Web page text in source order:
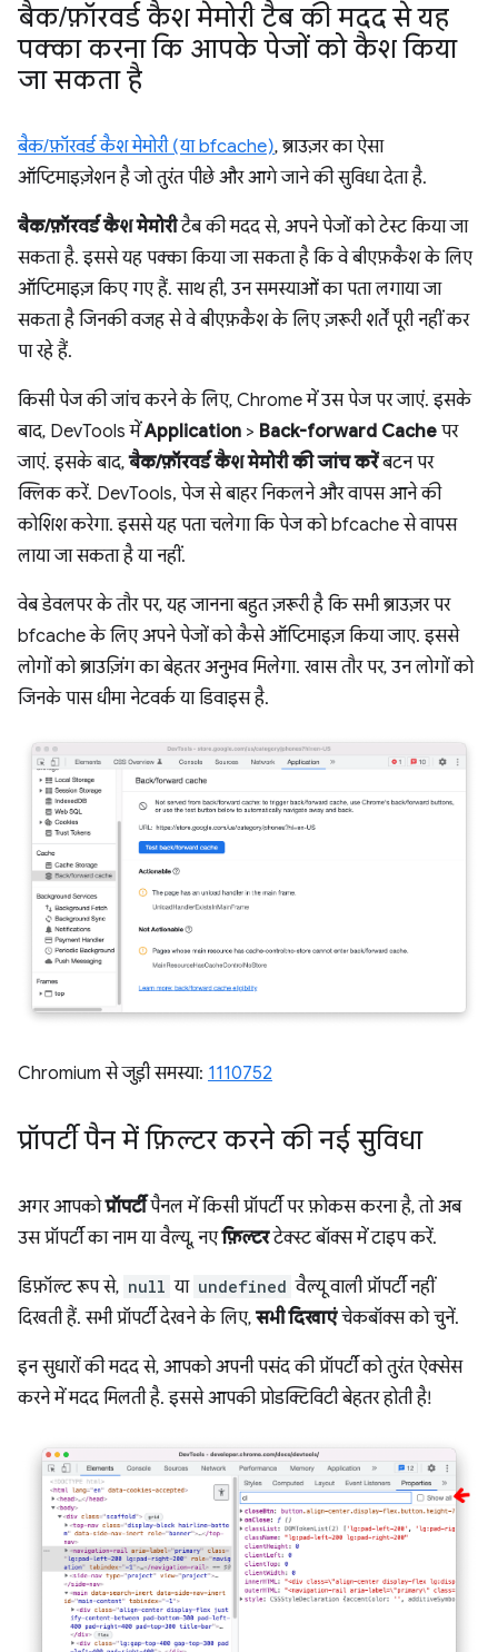
बैक/फ़ॉरवर्ड कैश मेमोरी टैब की मदद से यह
पक्का करना कि आपके पेजों को कैश किया
जा सकता है
बैक/फ़ॉरवर्ड कैश मेमोरी (या bfcache), ब्राउज़र का ऐसा
ऑप्टिमाइज़ेशन है जो तुरंत पीछे और आगे जाने की सुविधा देता है.
बैक/फ़ॉरवर्ड कैश मेमोरीटैब की मदद से, अपने पेजों को टेस्ट किया जा
सकता है. इससे यह पक्का किया जा सकता है कि वे बीएफ़कैश के लिए
ऑप्टिमाइज़ किए गए हैं. साथ ही, उन समस्याओं का पता लगाया जा
सकता है जिनकी वजह से वे बीएफ़कैश के लिए ज़रूरी शर्तें पूरी नहीं कर
पा रहे हैं.
किसी पेज की जांच करने के लिए, Chrome में उस पेज पर जाएं. इसके
बाद, DevTools मेंApplication > Back-forward Cache पर
जाएं. इसके बाद,बैक/फ़ॉरवर्ड कैश मेमोरी की जांच करेंबटन पर
क्लिक करें. DevTools, पेज से बाहर निकलने और वापस आने की
कोशिश करेगा. इससे यह पता चलेगा कि पेज को bfcache से वापस
लाया जा सकता है या नहीं.
वेब डेवलपर के तौर पर, यह जानना बहुत ज़रूरी है कि सभी ब्राउज़र पर
bfcache के लिए अपने पेजों को कैसे ऑप्टिमाइज़ किया जाए. इससे
लोगों को ब्राउज़िंग का बेहतर अनुभव मिलेगा. खास तौर पर, उन लोगों को
जिनके पास धीमा नेटवर्क या डिवाइस है.
Chromium से जुड़ी समस्या: 1110752
प्रॉपर्टी पैन में फ़िल्टर करने की नई सुविधा
अगर आपकोप्रॉपर्टीपैनल में किसी प्रॉपर्टी पर फ़ोकस करना है, तो अब
उस प्रॉपर्टी का नाम या वैल्यू, नएफ़िल्टरटेक्स्ट बॉक्स में टाइप करें.
डिफ़ॉल्ट रूप से, null या undefined वैल्यू वाली प्रॉपर्टी नहीं
दिखती हैं. सभी प्रॉपर्टी देखने के लिए, सभी दिखाएंचेकबॉक्स को चुनें.
इन सुधारों की मदद से, आपको अपनी पसंद की प्रॉपर्टी को तुरंत ऐक्सेस
करने में मदद मिलती है. इससे आपकी प्रोडक्टिविटी बेहतर होती है!